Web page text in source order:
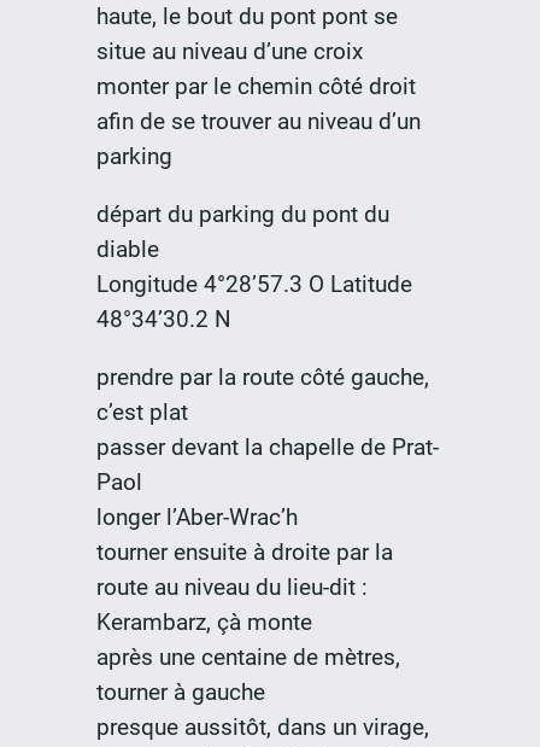
haute, le bout du pont pont se
situe au niveau d’une croix
monter par le chemin côté droit
afin de se trouver au niveau d’un
parking
départ du parking du pont du
diable
Longitude 4°28’57.3 O Latitude
48°34’30.2 N
prendre par la route côté gauche,
c’est plat
passer devant la chapelle de Prat-
Paol
longer l’Aber-Wrac’h
tourner ensuite à droite par la
route au niveau du lieu-dit :
Kerambarz, çà monte
après une centaine de mètres,
tourner à gauche
presque aussitôt, dans un virage,